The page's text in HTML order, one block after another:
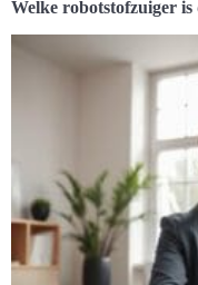
Welke robotstofzuiger is